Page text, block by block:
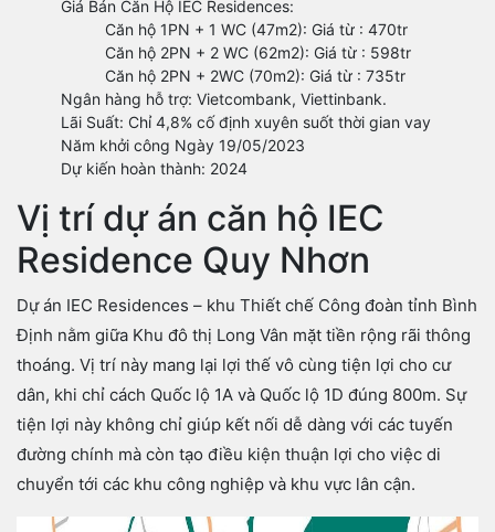
Giá Bán Căn Hộ IEC Residences:
Căn hộ 1PN + 1 WC (47m2): Giá từ : 470tr
Căn hộ 2PN + 2 WC (62m2): Giá từ : 598tr
Căn hộ 2PN + 2WC (70m2): Giá từ : 735tr
Ngân hàng hỗ trợ: Vietcombank, Viettinbank.
Lãi Suất: Chỉ 4,8% cố định xuyên suốt thời gian vay
Năm khởi công Ngày 19/05/2023
Dự kiến hoàn thành: 2024
Vị trí dự án căn hộ IEC
Residence Quy Nhơn
Dự án IEC Residences – khu Thiết chế Công đoàn tỉnh Bình
Định nằm giữa Khu đô thị Long Vân mặt tiền rộng rãi thông
thoáng. Vị trí này mang lại lợi thế vô cùng tiện lợi cho cư
dân, khi chỉ cách Quốc lộ 1A và Quốc lộ 1D đúng 800m. Sự
tiện lợi này không chỉ giúp kết nối dễ dàng với các tuyến
đường chính mà còn tạo điều kiện thuận lợi cho việc di
chuyển tới các khu công nghiệp và khu vực lân cận.